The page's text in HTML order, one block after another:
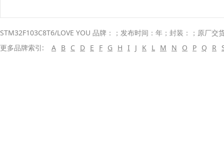
STM32F103C8T6/LOVE YOU 品牌：；发布时间：年；封装：；原厂交
更多品牌索引:
A B C D E F G H I J K L M N O P Q R